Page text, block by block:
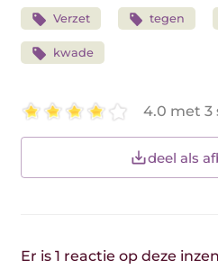
Verzet tegen
kwade
4.0 met 3
deel als
Er is 1 reactie op deze